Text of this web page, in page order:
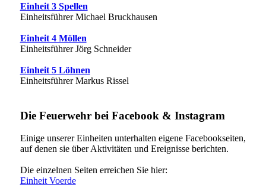
Einheit 3 Spellen
Einheitsführer Michael Bruckhausen
Einheit 4 Möllen
Einheitsführer Jörg Schneider
Einheit 5 Löhnen
Einheitsführer Markus Rissel
Die Feuerwehr bei Facebook & Instagram
Einige unserer Einheiten unterhalten eigene Facebookseiten,
auf denen sie über Aktivitäten und Ereignisse berichten.
Die einzelnen Seiten erreichen Sie hier:
Einheit Voerde